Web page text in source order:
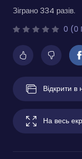
Зіграно 334 разів.
0 (0
Відкрити в
На весь